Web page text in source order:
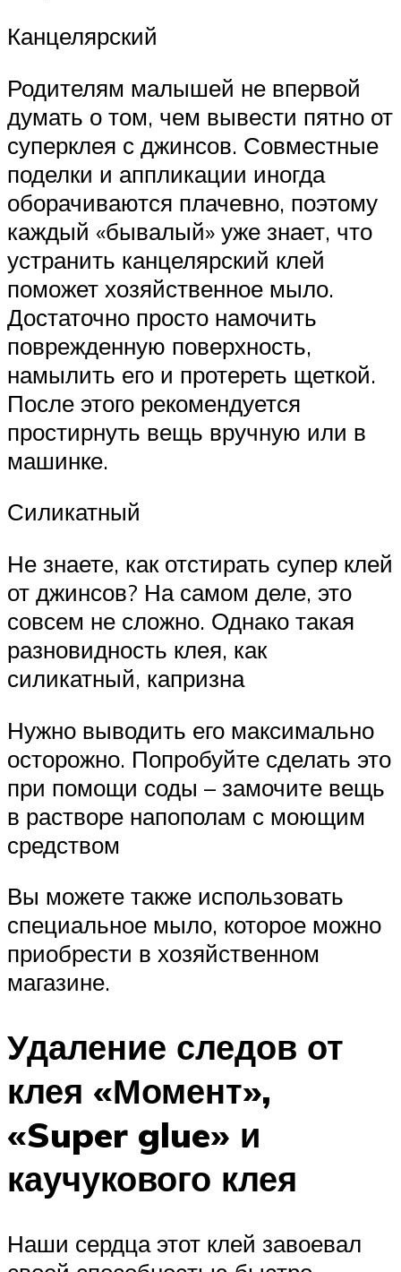
Канцелярский
Родителям малышей не впервой
думать о том, чем вывести пятно от
суперклея с джинсов. Совместные
поделки и аппликации иногда
оборачиваются плачевно, поэтому
каждый «бывалый» уже знает, что
устранить канцелярский клей
поможет хозяйственное мыло.
Достаточно просто намочить
поврежденную поверхность,
намылить его и протереть щеткой.
После этого рекомендуется
простирнуть вещь вручную или в
машинке.
Силикатный
Не знаете, как отстирать супер клей
от джинсов? На самом деле, это
совсем не сложно. Однако такая
разновидность клея, как
силикатный, капризна
Нужно выводить его максимально
осторожно. Попробуйте сделать это
при помощи соды – замочите вещь
в растворе напополам с моющим
средством
Вы можете также использовать
специальное мыло, которое можно
приобрести в хозяйственном
магазине.
Удаление следов от
клея «Момент»,
«Super glue» и
каучукового клея
Наши сердца этот клей завоевал